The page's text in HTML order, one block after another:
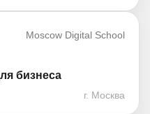
Moscow Digital School
бизнеса
г. Москва